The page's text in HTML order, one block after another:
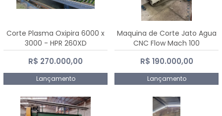
Corte Plasma Oxipira 6000 x
3000 - HPR 260XD
R$ 270.000,00
Lançamento
Maquina de Corte Jato Agua
CNC Flow Mach 100
R$ 190.000,00
Lançamento